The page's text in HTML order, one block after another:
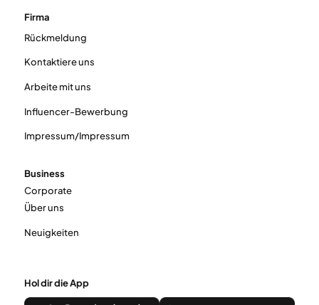
Firma
Rückmeldung
Kontaktiere uns
Arbeite mit uns
Influencer-Bewerbung
Impressum/Impressum
Business
Corporate
Über uns
Neuigkeiten
Hol dir die App